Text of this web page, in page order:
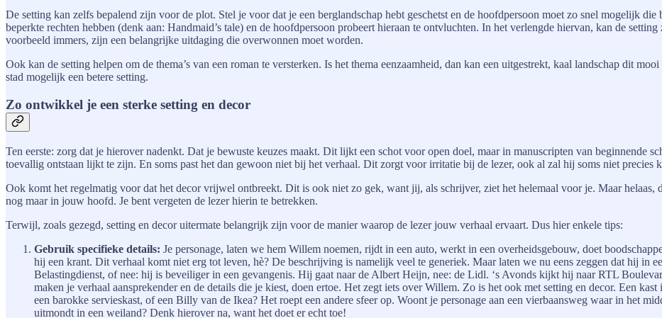
De setting kan zelfs bepalend zijn voor de plot. Stel je voor dat je een berglandschap hebt geschetst en de hoofdpersoon moet zo snel mogelijk
beperkte rechten hebben (denk aan: Handmaid’s tale) en de hoofdpersoon probeert hieraan te ontvluchten. In het verlengde hiervan, kan de
voorbeeld immers, zijn een belangrijke uitdaging die overwonnen moet worden.
Ook kan de setting helpen om de thema’s van een roman te versterken. Is het thema eenzaamheid, dan kan een uitgestrekt, kaal landschap dit
stad mogelijk een betere setting.
Zo ontwikkel je een sterke setting en decor
Ten eerste: zorg dat je hierover nadenkt. Dat je bewuste keuzes maakt. Dit lijkt een schot voor open doel, maar in manuscripten van beginnende
toevallig ontstaan lijkt te zijn. En soms past het dan gewoon niet bij het verhaal. Dit zorgt voor irritatie bij de lezer, ook al zal hij soms niet precies
Ook komt het regelmatig voor dat het decor vrijwel ontbreekt. Dit is ook niet zo gek, want jij, als schrijver, ziet het helemaal voor je. Maar helaas,
nog maar in jouw hoofd. Je bent vergeten de lezer hierin te betrekken.
Terwijl, zoals gezegd, setting en decor uitermate belangrijk zijn voor de manier waarop de lezer jouw verhaal ervaart. Dus hier enkele tips:
Gebruik specifieke details: Je personage, laten we hem Willem noemen, rijdt in een auto, werkt in een overheidsgebouw, doet
hij een krant. Dit verhaal komt niet erg tot leven, hè? De beschrijving is namelijk veel te generiek. Maar laten we nu eens zeggen dat hij in
Belastingdienst, of nee: hij is beveiliger in een gevangenis. Hij gaat naar de Albert Heijn, nee: de Lidl. ‘s Avonds kijkt hij naar RTL
maken je verhaal aansprekender en de details die je kiest, doen ertoe. Het zegt iets over Willem. Zo is het ook met setting en decor. Een
een barokke servieskast, of een Billy van de Ikea? Het roept een andere sfeer op. Woont je personage aan een vierbaansweg waar in het
uitmondt in een weiland? Denk hierover na, want het doet er echt toe!